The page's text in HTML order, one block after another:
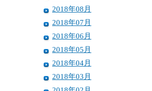
2018年08月
2018年07月
2018年06月
2018年05月
2018年04月
2018年03月